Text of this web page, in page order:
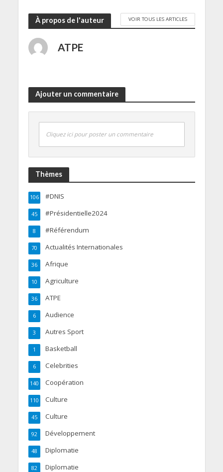
À propos de l'auteur VOIR TOUS LES ARTICLES
ATPE
Ajouter un commentaire
Cliquez ici pour poster un commentaire
Thèmes
#DNIS
106
#Présidentielle2024
45
#Référendum
8
Actualités Internationales
70
Afrique
36
Agriculture
10
ATPE
36
Audience
6
Autres Sport
3
Basketball
1
Celebrities
6
Coopération
140
Culture
110
Culture
45
Développement
92
Diplomatie
48
Diplomatie
82